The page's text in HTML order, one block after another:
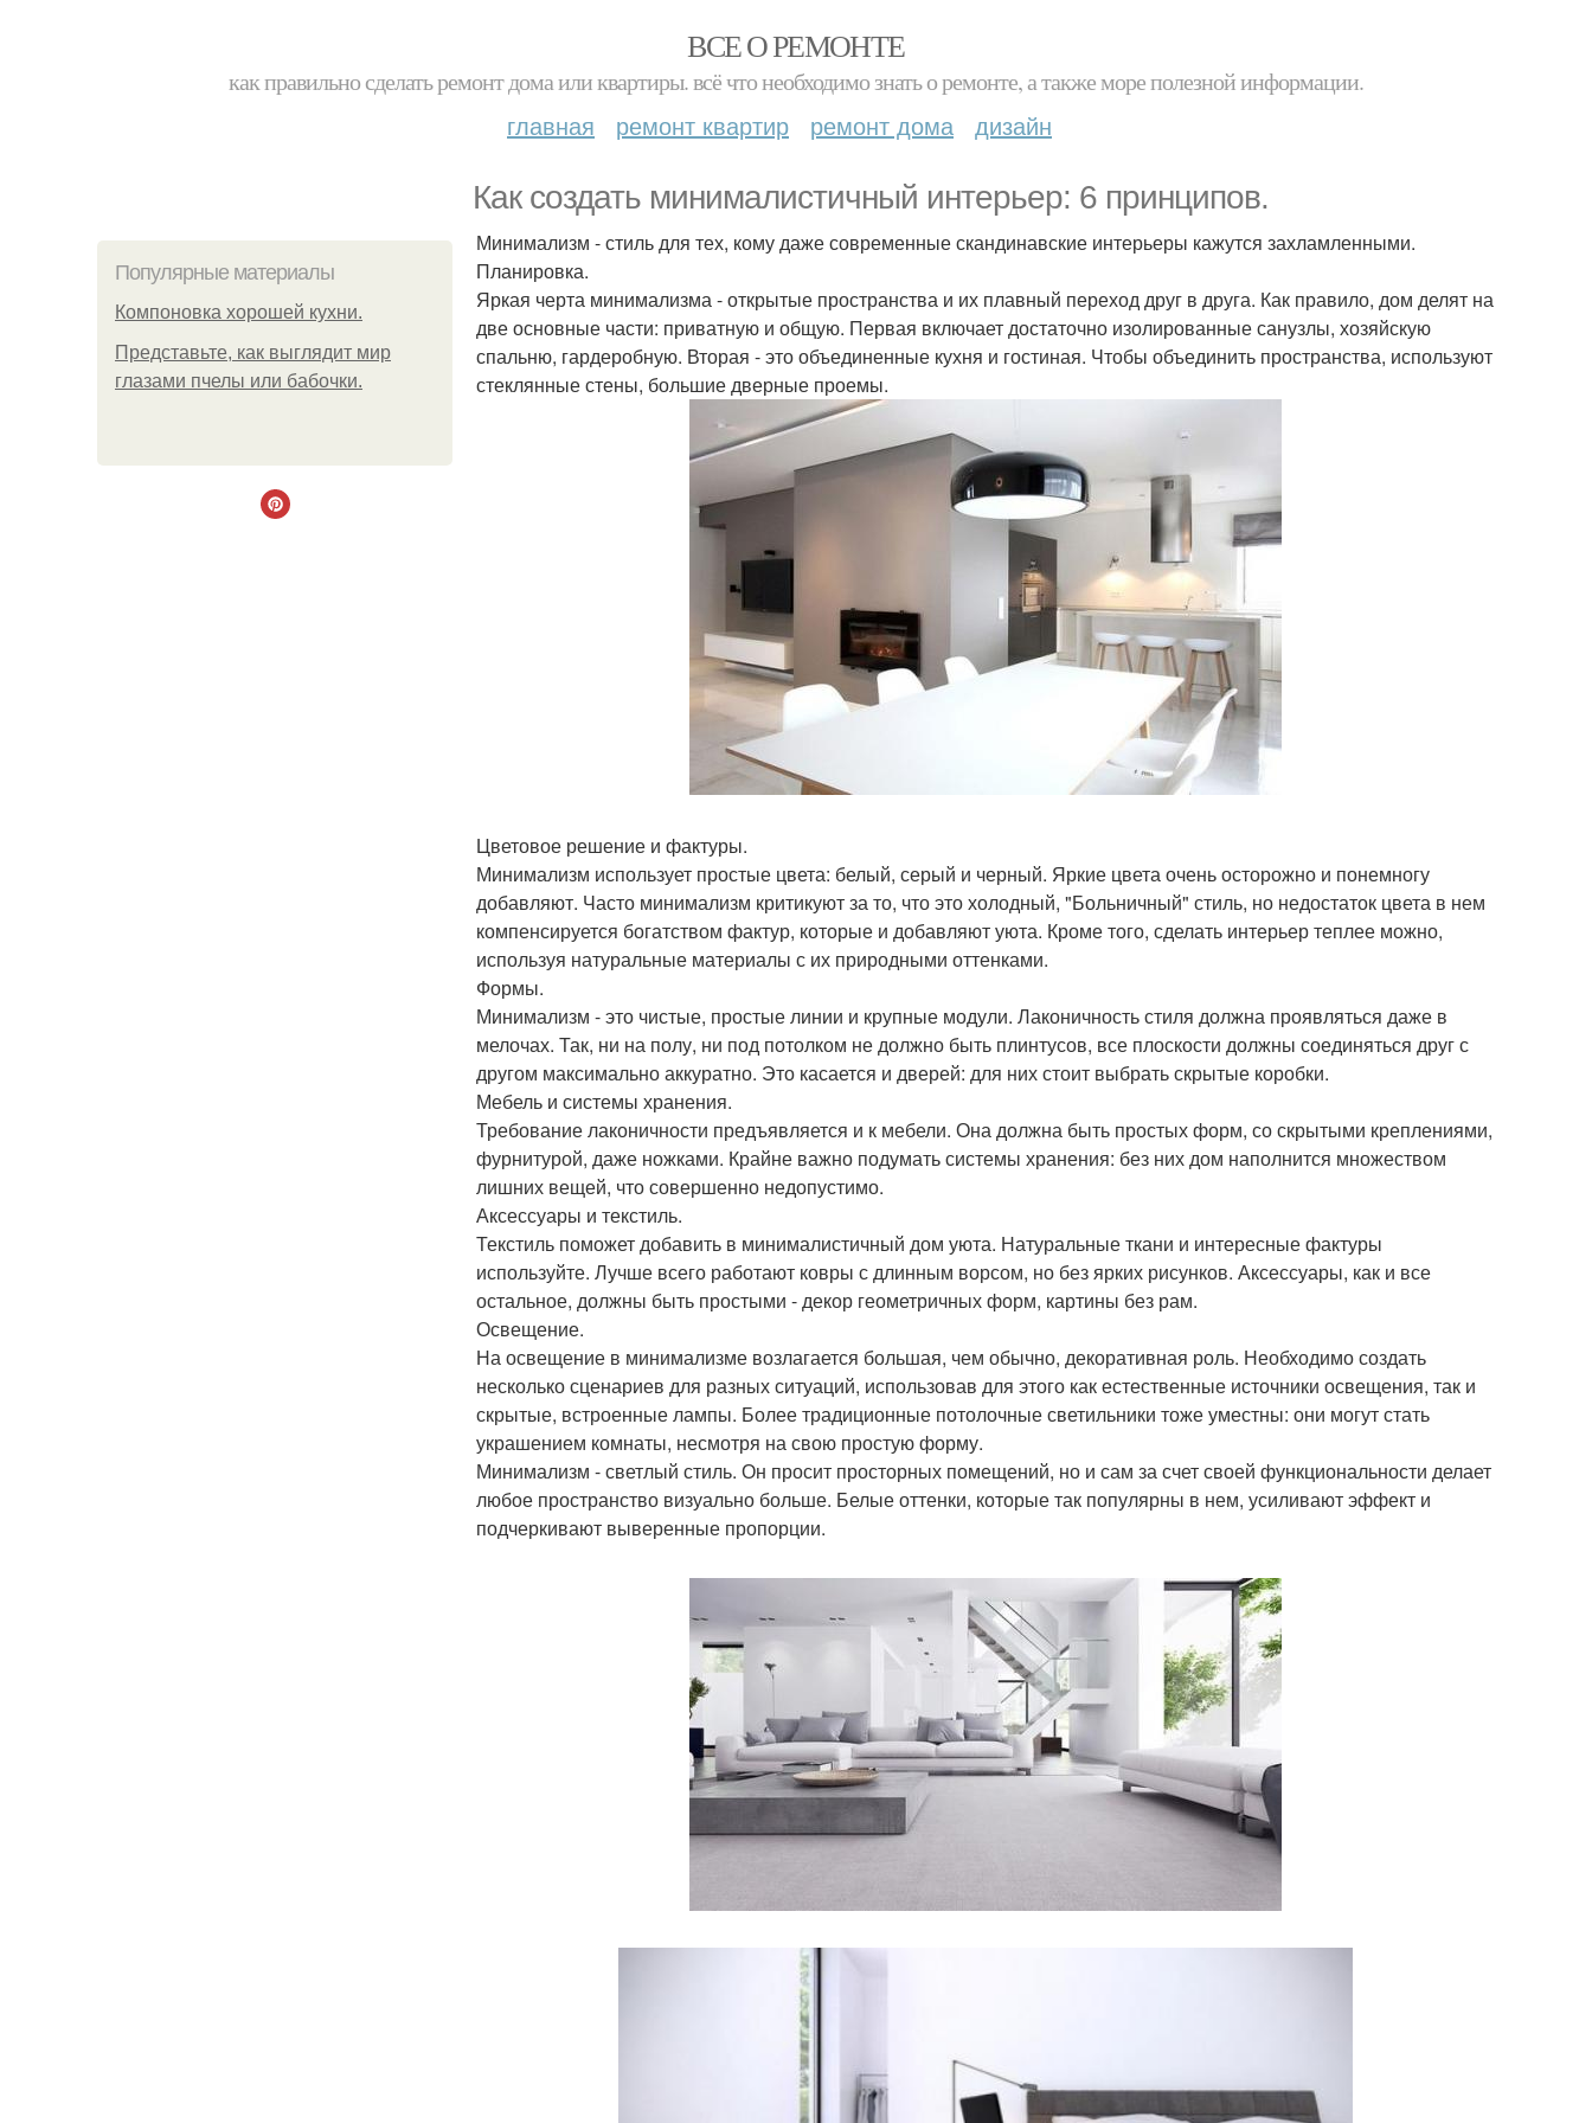
ВСЕ О РЕМОНТЕ
как правильно сделать ремонт дома или квартиры. всё что необходимо знать о ремонте, а также море полезной информации.
главная ремонт квартир ремонт дома дизайн
Как создать минималистичный интерьер: 6 принципов.
Популярные материалы
Компоновка хорошей кухни.
Представьте, как выглядит мир
глазами пчелы или бабочки.
Минимализм - стиль для тех, кому даже современные скандинавские интерьеры кажутся захламленными.
Планировка.
Яркая черта минимализма - открытые пространства и их плавный переход друг в друга. Как правило, дом делят на
две основные части: приватную и общую. Первая включает достаточно изолированные санузлы, хозяйскую
спальню, гардеробную. Вторая - это объединенные кухня и гостиная. Чтобы объединить пространства, используют
стеклянные стены, большие дверные проемы.
Цветовое решение и фактуры.
Минимализм использует простые цвета: белый, серый и черный. Яркие цвета очень осторожно и понемногу
добавляют. Часто минимализм критикуют за то, что это холодный, "Больничный" стиль, но недостаток цвета в нем
компенсируется богатством фактур, которые и добавляют уюта. Кроме того, сделать интерьер теплее можно,
используя натуральные материалы с их природными оттенками.
Формы.
Минимализм - это чистые, простые линии и крупные модули. Лаконичность стиля должна проявляться даже в
мелочах. Так, ни на полу, ни под потолком не должно быть плинтусов, все плоскости должны соединяться друг с
другом максимально аккуратно. Это касается и дверей: для них стоит выбрать скрытые коробки.
Мебель и системы хранения.
Требование лаконичности предъявляется и к мебели. Она должна быть простых форм, со скрытыми креплениями,
фурнитурой, даже ножками. Крайне важно подумать системы хранения: без них дом наполнится множеством
лишних вещей, что совершенно недопустимо.
Аксессуары и текстиль.
Текстиль поможет добавить в минималистичный дом уюта. Натуральные ткани и интересные фактуры
используйте. Лучше всего работают ковры с длинным ворсом, но без ярких рисунков. Аксессуары, как и все
остальное, должны быть простыми - декор геометричных форм, картины без рам.
Освещение.
На освещение в минимализме возлагается большая, чем обычно, декоративная роль. Необходимо создать
несколько сценариев для разных ситуаций, использовав для этого как естественные источники освещения, так и
скрытые, встроенные лампы. Более традиционные потолочные светильники тоже уместны: они могут стать
украшением комнаты, несмотря на свою простую форму.
Минимализм - светлый стиль. Он просит просторных помещений, но и сам за счет своей функциональности делает
любое пространство визуально больше. Белые оттенки, которые так популярны в нем, усиливают эффект и
подчеркивают выверенные пропорции.